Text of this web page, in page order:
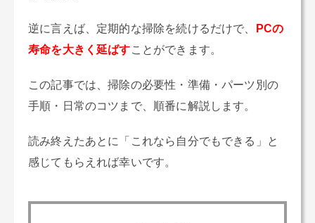
逆に言えば、定期的な掃除を続けるだけで、
PCの
寿命を大きく延ばすことができます。
この記事では、掃除の必要性・準備・パーツ別の
手順・日常のコツまで、順番に解説します。
読み終えたあとに「これなら自分でもできる」と
感じてもらえれば幸いです。